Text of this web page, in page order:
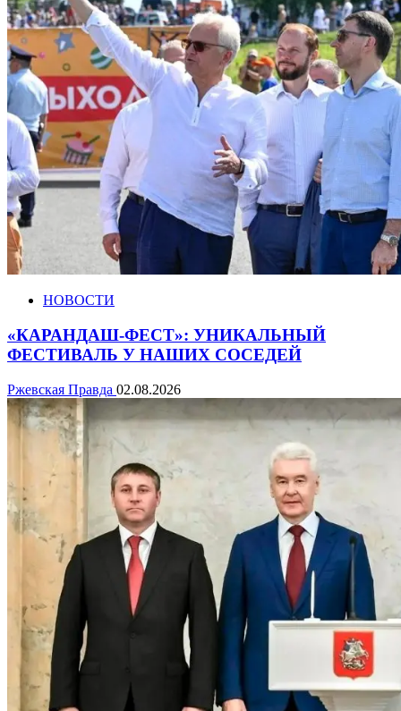
НОВОСТИ
«КАРАНДАШ-ФЕСТ»: УНИКАЛЬНЫЙ
ФЕСТИВАЛЬ У НАШИХ СОСЕДЕЙ
Ржевская Правда 02.08.2026